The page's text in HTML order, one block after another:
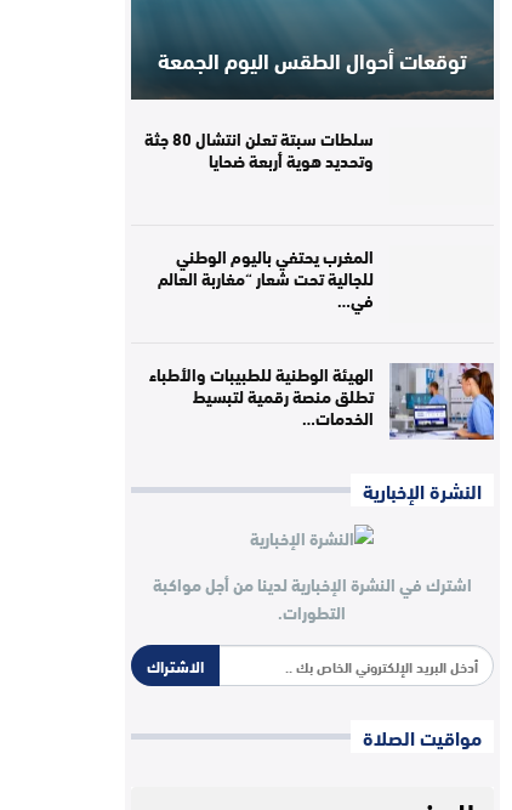
توقعات أحوال الطقس اليوم الجمعة
سلطات سبتة تعلن انتشال 80 جثة
وتحديد هوية أربعة ضحايا
المغرب يحتفي باليوم الوطني
للجالية تحت شعار “مغاربة العالم
في…
الهيئة الوطنية للطبيبات والأطباء
تطلق منصة رقمية لتبسيط
الخدمات…
النشرة الإخبارية
اشترك في النشرة الإخبارية لدينا من أجل مواكبة
التطورات.
الاشتراك
مواقيت الصلاة